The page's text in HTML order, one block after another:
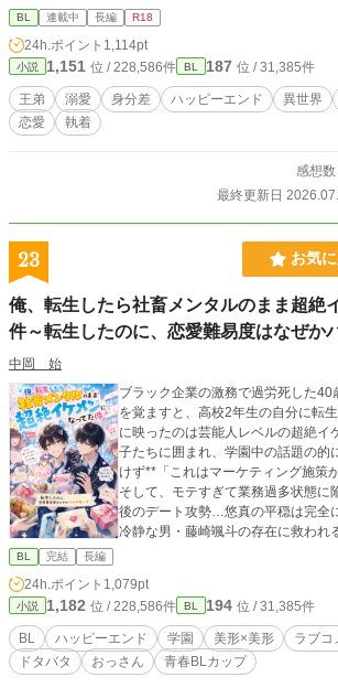
言葉を告げられる。「近く“御子”が現れる。そしてレオ
しお前は捨てられる」と。 レオナードの変わらぬ愛を
だったが、心の奥底には不安が拭えない。 そしてついに、辺境の村で御子が発
見されたとの報せが王宮に届いたのだった──。 【第13回BL大賞奨励賞受賞作
品】
BL 連載中 長編 R18
24h.ポイント 1,114pt
小説 1,151 位 / 228,586件 BL 187 位 / 31,385件
王弟 溺愛 身分差 ハッピーエンド 異世界
恋愛
執着
感想数
最終更新日
23 お気
俺、転生したら社畜メンタルのまま超絶
件～転生したのに、恋愛難易度はなぜか
中岡 始
ブラック企業の激務で過労死した40
を覚ますと、高校2年生の自分に転生していた
に映ったのは芸能人レベルの超絶イケメン。 転入
子たちに囲まれ、学園中の話題の的
けず**「これはマーケティング施策
そして、モテすぎて業務過多状態に
後のデート攻勢…悠真の平穏は完全に崩壊。 そん
冷静な男・藤崎颯斗の存在に救われ
――。 「お前、俺から逃げるな」 颯斗の言葉に、悠真の心は
大きく揺れ動く。 転生×学園ラブコメ×じわじわ迫る恋。 これ
は、悠真が「本当に選ぶべきもの」を
『元社畜の俺、大学生になってまた
は恋人がいるので無理です』 かつてブラック企業で心を擦り
BL 完結 長編
24h.ポイント 1,079pt
小説 1,182 位 / 228,586件 BL 194 位 / 31,385件
BL ハッピーエンド 学園 美形×美形 ラブコ
ドタバタ
おっさん 青春BLカップ​